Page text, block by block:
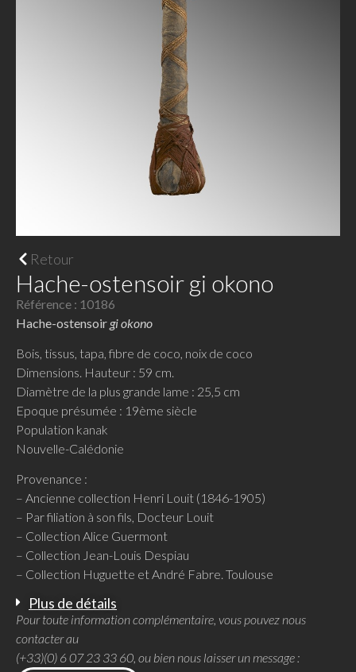
Retour
Hache-ostensoir gi okono
Référence : 10186
Hache-ostensoir gi okono
Bois, tissus, tapa, fibre de coco, noix de coco
Dimensions. Hauteur : 59 cm.
Diamètre de la plus grande lame : 25,5 cm
Epoque présumée : 19ème siècle
Population kanak
Nouvelle-Calédonie
Provenance :
– Ancienne collection Henri Louit (1846-1905)
– Par filiation à son fils, Docteur Louit
– Collection Alice Guermont
– Collection Jean-Louis Despiau
– Collection Huguette et André Fabre. Toulouse
Plus de détails
Pour toute information complémentaire, vous pouvez nous
contacter au
(+33)(0) 6 07 23 33 60, ou bien nous laisser un message :